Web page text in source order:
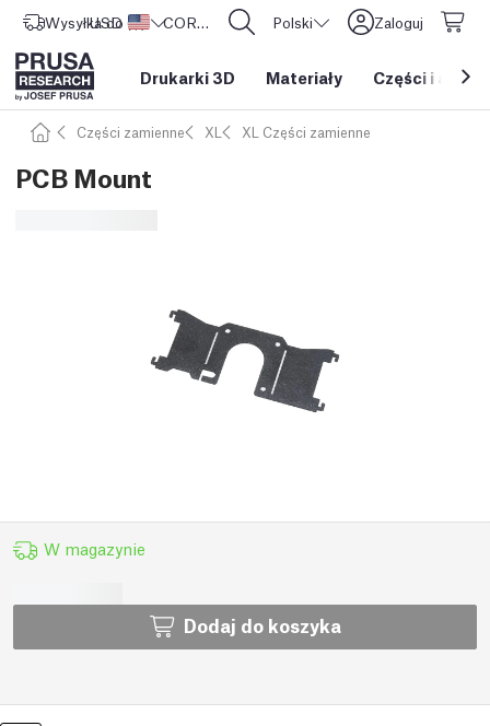
Wysyłka do Stany Zjednoczone
USD ($) CORE One L: Już w sprzedaży! Polski Zaloguj
Drukarki 3D Materiały Części i
Części zamienne XL XL Części zamienne
PCB Mount
W magazynie
Dodaj do koszyka